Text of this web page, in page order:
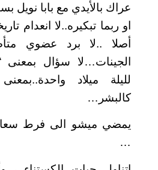
عراك بالأيدي مع بابا نويل
او ربما تبكيره..لا انعدام
أصلا ..لا برد عضوي
الجينات…لا سؤال بمعنى
لليلة ميلاد
كالبشر…
يمضي ميشو الى فرط
…